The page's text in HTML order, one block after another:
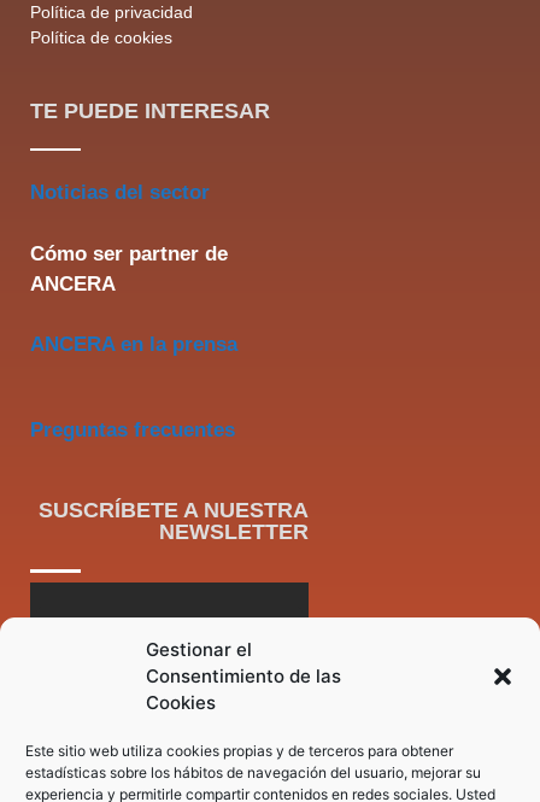
Gestionar el
Consentimiento de las
Cookies
Este sitio web utiliza cookies propias y de terceros para obtener
estadísticas sobre los hábitos de navegación del usuario, mejorar su
experiencia y permitirle compartir contenidos en redes sociales. Usted
Política de privacidad
Política de cookies
TE PUEDE INTERESAR
Noticias del sector
Cómo ser partner de
ANCERA
ANCERA en la prensa
Preguntas frecuentes
SUSCRÍBETE A NUESTRA
NEWSLETTER